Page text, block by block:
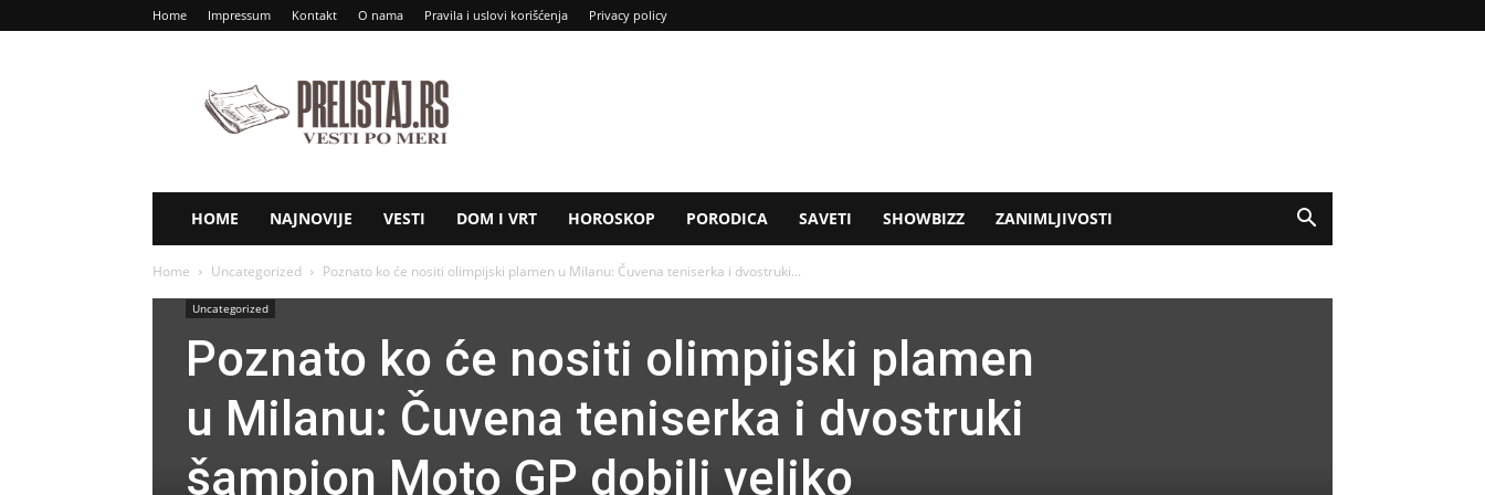
Home Impressum Kontakt O nama Pravila i uslovi korišćenja Privacy policy
RS
HOME NAJNOVIJE VESTI DOM I VRT HOROSKOP PORODICA SAVETI SHOWBIZZ ZANIMLJIVOSTI
Home Uncategorized Poznato ko će nositi olimpijski plamen u Milanu: Čuvena teniserka i dvostruki...
Uncategorized
Poznato ko će nositi olimpijski plamen
u Milanu: Čuvena teniserka i dvostruki
šampion Moto GP dobili veliko